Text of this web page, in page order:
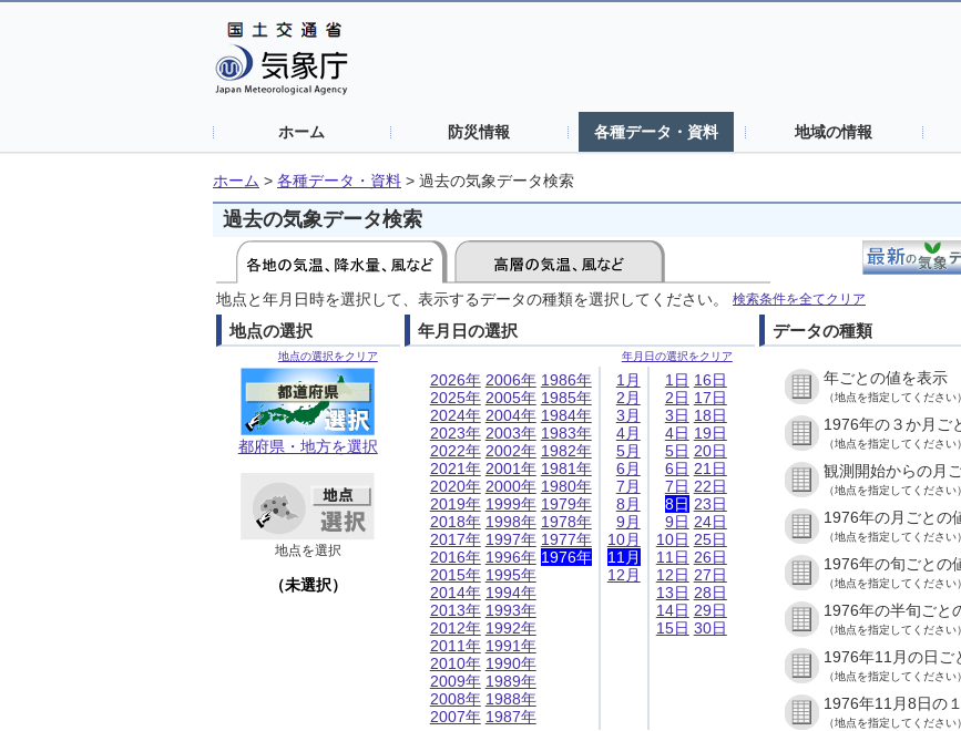
ホーム 防災情報 各種データ・資料 地域の情報
ホーム > 各種データ・資料 > 過去の気象データ検索
過去の気象データ検索
地点と年月日時を選択して、表示するデータの種類を選択してください。 検索条件を全てクリア
地点の選択
地点の選択をクリア
都府県・地方を選択
地点を選択
（未選択）
年月日の選択
年月日の選択をクリア
2026年
2025年
2024年
2023年
2022年
2021年
2020年
2019年
2018年
2017年
2016年
2015年
2014年
2013年
2012年
2011年
2010年
2009年
2008年
2007年
2006年
2005年
2004年
2003年
2002年
2001年
2000年
1999年
1998年
1997年
1996年
1995年
1994年
1993年
1992年
1991年
1990年
1989年
1988年
1987年
1986年
1985年
1984年
1983年
1982年
1981年
1980年
1979年
1978年
1977年
1976年
1月
2月
3月
4月
5月
6月
7月
8月
9月
10月
11月
12月
1日
2日
3日
4日
5日
6日
7日
8日
9日
10日
11日
12日
13日
14日
15日
16日
17日
18日
19日
20日
21日
22日
23日
24日
25日
26日
27日
28日
29日
30日
データの種類
年ごとの値を表示
（地点を指定してください）
1976年の３か月ご
（地点を指定してください）
観測開始からの月
（地点を指定してください）
1976年の月ごとの
（地点を指定してください）
1976年の旬ごとの
（地点を指定してください）
1976年の半旬ごと
（地点を指定してください）
1976年11月の日ご
（地点を指定してください）
1976年11月8日の
（地点を指定してください）